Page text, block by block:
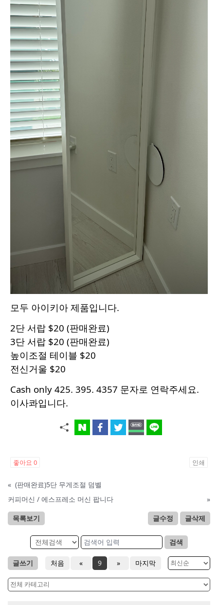
모두 아이키아 제품입니다.
2단 서랍 $20 (판매완료)
3단 서랍 $20 (판매완료)
높이조절 테이블 $20
전신거울 $20
Cash only 425. 395. 4357 문자로 연락주세요.
이사콰입니다.
좋아요 0 인쇄
« (판매완료)5단 무게조절 덤벨
커피머신 / 에스프레소 머신 팝니다
»
목록보기 글수정 글삭제
검색
글쓰기 처음 « 9 » 마지막